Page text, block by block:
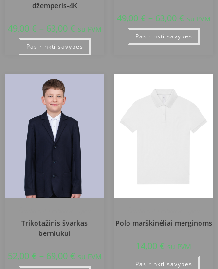
džemperis-4K
49,00 € – 63,00 € su PVM
Pasirinkti savybes
49,00 € – 63,00 € su PVM
Pasirinkti savybes
Trikotažinis švarkas
berniukui
52,00 € – 69,00 € su PVM
Polo marškinėliai merginoms
14,00 € su PVM
Pasirinkti savybes